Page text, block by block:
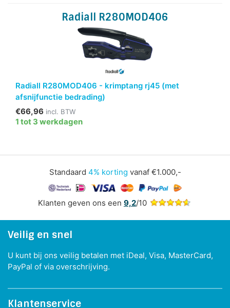
Radiall R280MOD406
Radiall R280MOD406 - krimptang rj45 (met
afsnijfunctie bedrading)
€66,96 incl. BTW
1 tot 3 werkdagen
Standaard 4% korting vanaf €1.000,-
Klanten geven ons een 9,2/10
Veilig en snel
U kunt bij ons veilig betalen met iDeal, Visa, MasterCard,
PayPal of via overschrijving.
Klantenservice